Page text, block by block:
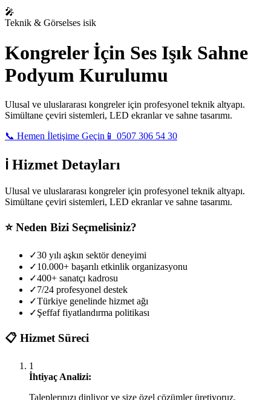
🎤
Teknik & Görselses isik
Kongreler İçin Ses Işık Sahne
Podyum Kurulumu
Ulusal ve uluslararası kongreler için profesyonel teknik altyapı.
Simültane çeviri sistemleri, LED ekranlar ve sahne tasarımı.
📞 Hemen İletişime Geçin 📱 0507 306 54 30
ℹ️ Hizmet Detayları
Ulusal ve uluslararası kongreler için profesyonel teknik altyapı.
Simültane çeviri sistemleri, LED ekranlar ve sahne tasarımı.
⭐Neden Bizi Seçmelisiniz?
✓30 yılı aşkın sektör deneyimi
✓10.000+ başarılı etkinlik organizasyonu
✓400+ sanatçı kadrosu
✓7/24 profesyonel destek
✓Türkiye genelinde hizmet ağı
✓Şeffaf fiyatlandırma politikası
📋 Hizmet Süreci
1
İhtiyaç Analizi:
Taleplerınızı dinliyor ve size özel çözümler üretiyoruz.